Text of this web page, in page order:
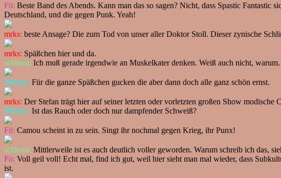
Fö: Beste Band des Abends. Kann man das so sagen? Nicht, dass Spastic
Deutschland, und die gegen Punk. Yeah!
mrks: beste Ansage? Die zum Tod von unser aller Doktor Stoll. Dieser zynische
mrks: Späßchen hier und da.
schlossi: Ich muß gerade irgendwie an Muskelkater denken. Weiß auch nicht, warum.
Philriss: Für die ganze Späßchen gucken die aber dann doch alle ganz schön ernst.
mrks: Der Stefan trägt hier auf seiner letzten oder vorletzten großen Show modische
Philriss: Ist das Rauch oder doch nur dampfender Schweiß?
Fö: Camou scheint in zu sein. Singt ihr nochmal gegen Krieg, ihr Punx!
schlossi: Mittlerweile ist es auch deutlich voller geworden. Warum schreib ich das,
Fö: Voll geil voll! Echt mal, find ich gut, weil hier sieht man mal wieder, dass
ist.